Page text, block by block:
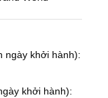
ngày khởi hành):
khởi hành):